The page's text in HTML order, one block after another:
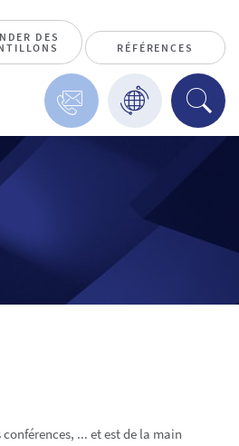
DES
RÉFÉRENCES
... et est de la main